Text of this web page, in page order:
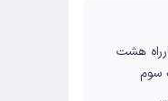
هشت
سوم